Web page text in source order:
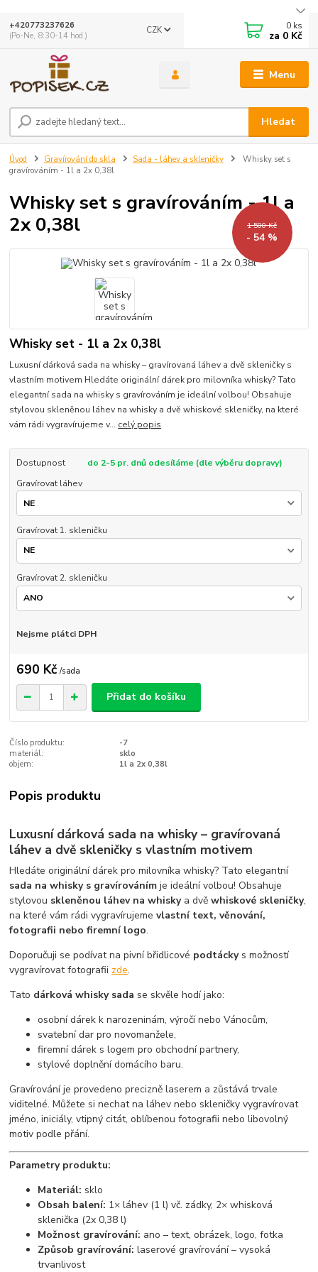
Menu
CZK
Hledat
+420773237626
(Po-Ne, 8:30-14 hod.)
0 ks
za 0 Kč
Úvod Gravírování do skla Sada - láhev a skleničky
Whisky set s
gravírováním - 1l a 2x 0,38l
Whisky set s gravírováním - 1l a
2x 0,38l
1 500 Kč
- 54 %
Whisky set - 1l a 2x 0,38l
Luxusní dárková sada na whisky – gravírovaná láhev a dvě skleničky s
vlastním motivem Hledáte originální dárek pro milovníka whisky? Tato
elegantní sada na whisky s gravírováním je ideální volbou! Obsahuje
stylovou skleněnou láhev na whisky a dvě whiskové skleničky, na které
vám rádi vygravírujeme v... celý popis
Dostupnost
do 2-5 pr. dnů odesíláme (dle výběru dopravy)
Gravírovat láhev
Gravírovat 1. skleničku
Gravírovat 2. skleničku
Nejsme plátci DPH
690 Kč /sada
Přidat do košíku
Číslo produktu:
-7
materiál:
sklo
objem:
1l a 2x 0,38l
Popis produktu
Luxusní dárková sada na whisky – gravírovaná
láhev a dvě skleničky s vlastním motivem
Hledáte originální dárek pro milovníka whisky? Tato elegantní
sada na whisky s gravírováním je ideální volbou! Obsahuje
stylovou skleněnou láhev na whiskya dvěwhiskové skleničky,
na které vám rádi vygravírujemevlastní text, věnování,
fotografii nebo firemní logo.
Doporučuji se podívat na pivní břidlicové podtácky s možností
vygravírovat fotografii zde.
Tato dárková whisky sada se skvěle hodí jako:
osobní dárek k narozeninám, výročí nebo Vánocům,
svatební dar pro novomanžele,
firemní dárek s logem pro obchodní partnery,
stylové doplnění domácího baru.
Gravírování je provedeno precizně laserem a zůstává trvale
viditelné. Můžete si nechat na láhev nebo skleničky vygravírovat
jméno, iniciály, vtipný citát, oblíbenou fotografii nebo libovolný
motiv podle přání.
Parametry produktu:
Materiál: sklo
Obsah balení: 1× láhev (1 l) vč. zádky, 2× whisková
sklenička (2x 0,38 l)
Možnost gravírování: ano – text, obrázek, logo, fotka
Způsob gravírování: laserové gravírování – vysoká
trvanlivost